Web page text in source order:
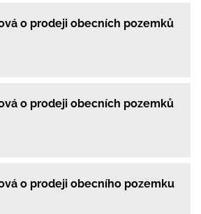
o prodeji obecních pozemků
o prodeji obecních pozemků
o prodeji obecního pozemku